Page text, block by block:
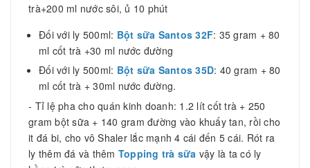
trà+200 ml nước sôi, ủ 10 phút
Đối với ly 500ml: Bột sữa Santos 32F: 35 gram + 80
ml cốt trà +30 ml nước đường
Đối với ly 500ml: Bột sữa Santos 35D: 40 gram + 80
ml cốt trà + 30ml nước đường.
- Tỉ lệ pha cho quán kinh doanh: 1.2 lít cốt trà + 250
gram bột sữa + 140 gram đường vào khuấy tan, rồi cho
it đá bi, cho vô Shaler lắc mạnh 4 cái đến 5 cái. Rót ra
ly thêm đá và thêm Topping trà sữa vậy là ta có ly